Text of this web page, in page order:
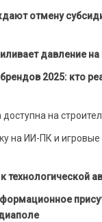
отмену
давление на
2025: кто
на
на ИИ-ПК и игровые
технологической